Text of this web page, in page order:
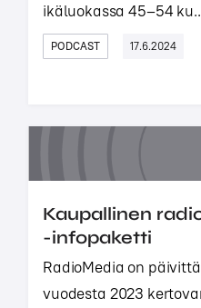
ikäluokassa 45–54
PODCAST 17.6.2024
Kaupallinen
-infopaketti
RadioMedia on
vuodesta 2023